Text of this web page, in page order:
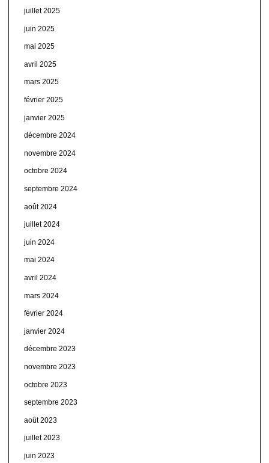
juillet 2025
juin 2025
mai 2025
avril 2025
mars 2025
février 2025
janvier 2025
décembre 2024
novembre 2024
octobre 2024
septembre 2024
août 2024
juillet 2024
juin 2024
mai 2024
avril 2024
mars 2024
février 2024
janvier 2024
décembre 2023
novembre 2023
octobre 2023
septembre 2023
août 2023
juillet 2023
juin 2023